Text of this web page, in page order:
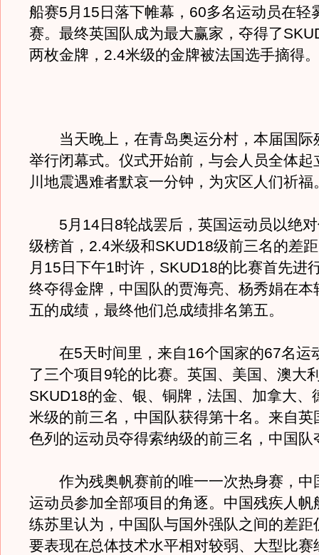
船赛5月15日落下帷幕，60多名运动员在轻
赛。最终英国队成为最大赢家，夺得了
两枚金牌，2.4米级的金牌被法国选手摘得。
当天晚上，在青岛奥运分村，本届国际
举行闭幕式。仪式开始前，与会人员全体起
川地震遇难者默哀一分钟，为灾区人们祈福
5月14日8轮战罢后，英国运动员以绝对
级榜首，2.4米级和SKUD18级前三名的差
月15日下午1时许，SKUD18的比赛首先进
终夺得金牌，中国队的贾海亮、杨秀娟在本
五的成绩，最终他们总成绩排名第五。
在5天时间里，来自16个国家的67名运
了三个项目9轮的比赛。英国、美国、澳大
SKUD18的金、银、铜牌，法国、加拿大、
米级的前三名，中国队获得第十名。来自英
色列的运动员夺得索纳级的前三名，中国队
作为残奥帆赛前的唯一一次热身赛，中
运动员参加全部项目的角逐。中国残疾人帆
练苏里认为，中国队与国外强队之间的差距
要表现在总体技术水平相对较弱、大型比赛